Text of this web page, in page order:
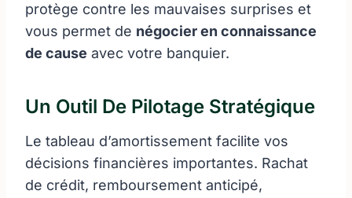
protège contre les mauvaises surprises et
vous permet de négocier en connaissance
de cause avec votre banquier.
Un Outil De Pilotage Stratégique
Le tableau d’amortissement facilite vos
décisions financières importantes. Rachat
de crédit, remboursement anticipé,